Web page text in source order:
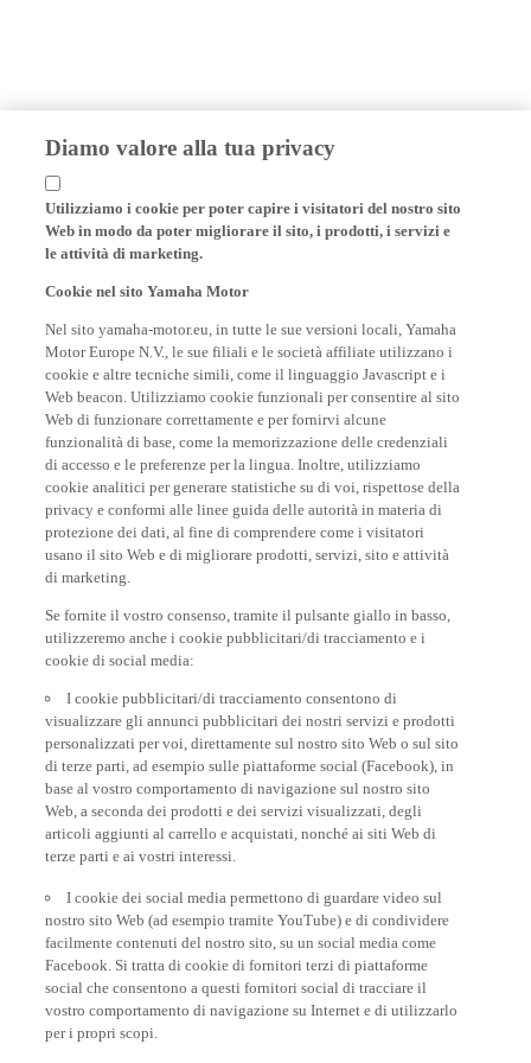
Diamo valore alla tua privacy
Utilizziamo i cookie per poter capire i visitatori del nostro sito
Web in modo da poter migliorare il sito, i prodotti, i servizi e
le attività di marketing.
Cookie nel sito Yamaha Motor
Nel sito yamaha-motor.eu, in tutte le sue versioni locali, Yamaha
Motor Europe N.V., le sue filiali e le società affiliate utilizzano i
cookie e altre tecniche simili, come il linguaggio Javascript e i
Web beacon. Utilizziamo cookie funzionali per consentire al sito
Web di funzionare correttamente e per fornirvi alcune
funzionalità di base, come la memorizzazione delle credenziali
di accesso e le preferenze per la lingua. Inoltre, utilizziamo
cookie analitici per generare statistiche su di voi, rispettose della
privacy e conformi alle linee guida delle autorità in materia di
protezione dei dati, al fine di comprendere come i visitatori
usano il sito Web e di migliorare prodotti, servizi, sito e attività
di marketing.
Se fornite il vostro consenso, tramite il pulsante giallo in basso,
utilizzeremo anche i cookie pubblicitari/di tracciamento e i
cookie di social media:
I cookie pubblicitari/di tracciamento consentono di
visualizzare gli annunci pubblicitari dei nostri servizi e prodotti
personalizzati per voi, direttamente sul nostro sito Web o sul sito
di terze parti, ad esempio sulle piattaforme social (Facebook), in
base al vostro comportamento di navigazione sul nostro sito
Web, a seconda dei prodotti e dei servizi visualizzati, degli
articoli aggiunti al carrello e acquistati, nonché ai siti Web di
terze parti e ai vostri interessi.
I cookie dei social media permettono di guardare video sul
nostro sito Web (ad esempio tramite YouTube) e di condividere
facilmente contenuti del nostro sito, su un social media come
Facebook. Si tratta di cookie di fornitori terzi di piattaforme
social che consentono a questi fornitori social di tracciare il
vostro comportamento di navigazione su Internet e di utilizzarlo
per i propri scopi.